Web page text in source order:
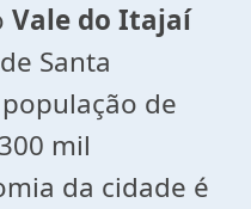
Vale do Itajaí
Santa
de
mil
da cidade é